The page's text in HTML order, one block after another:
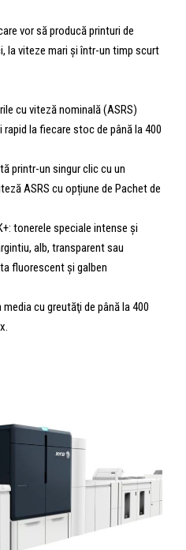
vor să producă printuri de
la viteze mari şi într-un timp scurt
cu viteză nominală (ASRS)
rapid la fiecare stoc de până la 400
printr-un singur clic cu un
ASRS cu opțiune de Pachet de
tonerele speciale intense și
alb, transparent sau
fluorescent și galben
cu greutăţi de până la 400